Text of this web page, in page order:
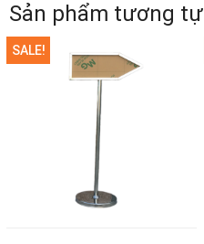
Sản phẩm tương tự
SALE!